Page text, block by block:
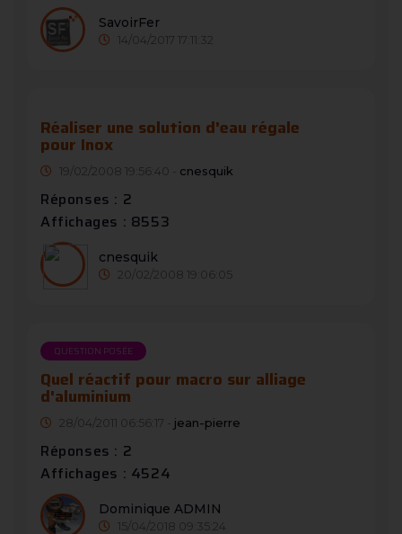
SavoirFer
14/04/2017 17:11:32
Réaliser une solution d'eau régale
pour Inox
19/02/2008 19:56:40 - cnesquik
Réponses : 2
Affichages : 8553
cnesquik
20/02/2008 19:06:05
QUESTION POSÉE
Quel réactif pour macro sur alliage
d'aluminium
28/04/2011 06:56:17 - jean-pierre
Réponses : 2
Affichages : 4524
Dominique ADMIN
15/04/2018 09:35:24